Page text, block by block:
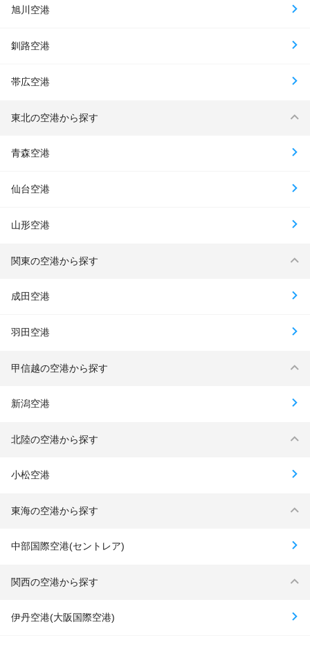
旭川空港
釧路空港
帯広空港
東北の空港から探す
青森空港
仙台空港
山形空港
関東の空港から探す
成田空港
羽田空港
甲信越の空港から探す
新潟空港
北陸の空港から探す
小松空港
東海の空港から探す
中部国際空港(セントレア)
関西の空港から探す
伊丹空港(大阪国際空港)